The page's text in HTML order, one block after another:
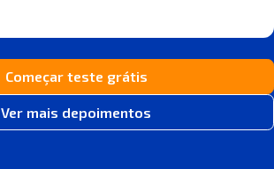
Começar teste grátis
Ver mais depoimentos